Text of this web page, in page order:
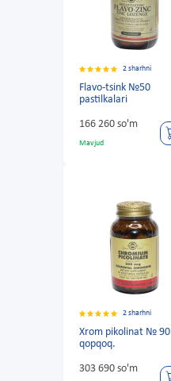
2 sharhni
Flavo-tsink №50
pastilkalari
166 260 so'm
Mavjud
2 sharhni
Xrom pikolinat № 90
qopqoq.
303 690 so'm